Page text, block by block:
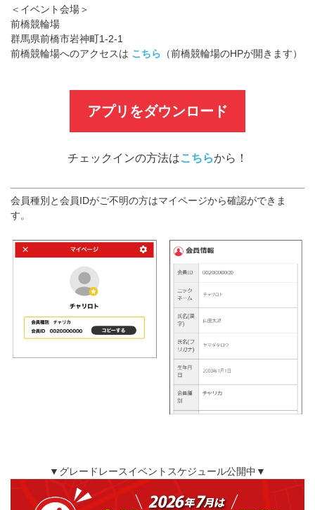
＜イベント会場＞
前橋競輪場
群馬県前橋市岩神町1-2-1
前橋競輪場へのアクセスは こちら （前橋競輪場のHPが開きます）
アプリをダウンロード
チェックインの方法はこちらから！
会員種別と会員IDがご不明の方はマイページから確認ができま
す。
▼グレードレースイベントスケジュール公開中▼